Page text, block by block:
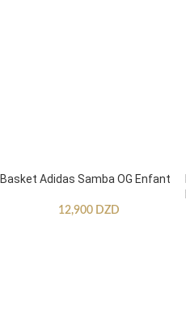
Basket Adidas Samba OG Enfant
12,900 DZD